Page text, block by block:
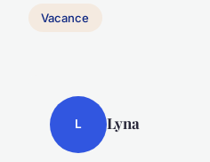
Vacance
L Lyna